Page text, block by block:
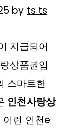
by ts ts
지급되어
상품권입
스마트한
인천사랑상
이런 인천e